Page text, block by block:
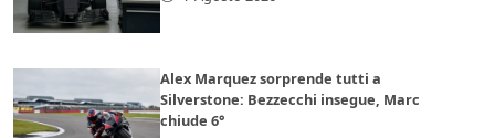
Alex Marquez sorprende tutti a
Silverstone: Bezzecchi insegue, Marc
chiude 6°